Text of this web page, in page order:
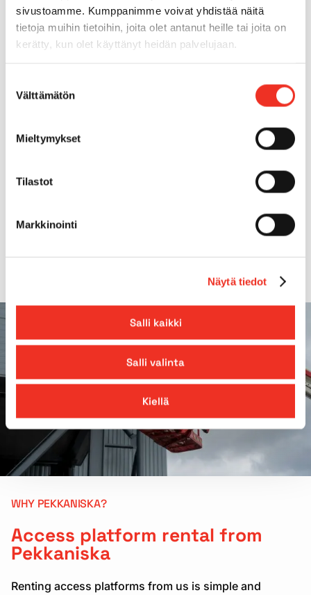
sivustoamme. Kumppanimme voivat yhdistää näitä
tietoja muihin tietoihin, joita olet antanut heille tai joita on
kerätty, kun olet käyttänyt heidän palvelujaan.
valinta
Välttämätön
Mieltymykset
Tilastot
Markkinointi
Näytä tiedot
Salli kaikki
Salli valinta
Kiellä
Indoor tyres No
Outreach
WHY PEKKANISKA?
Access platform rental from
Pekkaniska
Renting access platforms from us is simple and